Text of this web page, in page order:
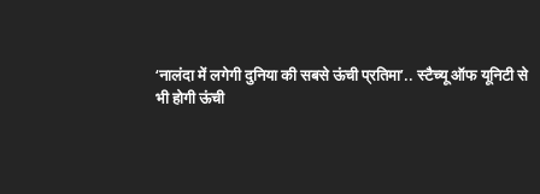
‘नालंदा में लगेगी दुनिया की सबसे ऊंची प्रतिमा’.. स्टैच्यू ऑफ यूनिटी से
भी होगी ऊंची